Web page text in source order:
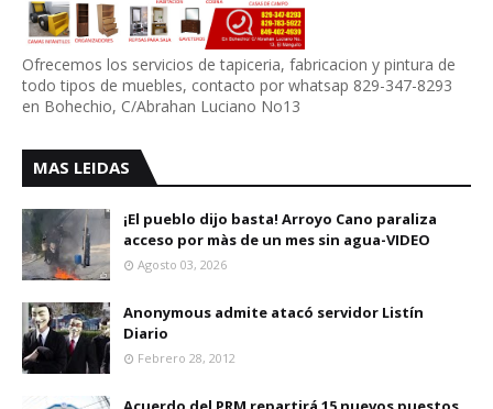
Ofrecemos los servicios de tapiceria, fabricacion y pintura de
todo tipos de muebles, contacto por whatsap 829-347-8293
en Bohechio, C/Abrahan Luciano No13
MAS LEIDAS
¡El pueblo dijo basta! Arroyo Cano paraliza
acceso por màs de un mes sin agua-VIDEO
Agosto 03, 2026
Anonymous admite atacó servidor Listín
Diario
Febrero 28, 2012